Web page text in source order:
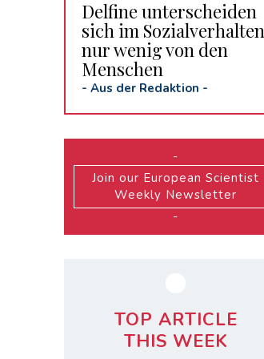
Delfine unterscheiden
sich im Sozialverhalten
nur wenig von den
Menschen
- Aus der Redaktion -
-
Join our European Scientist
Weekly Newsletter
-
TOP ARTICLE
THIS WEEK